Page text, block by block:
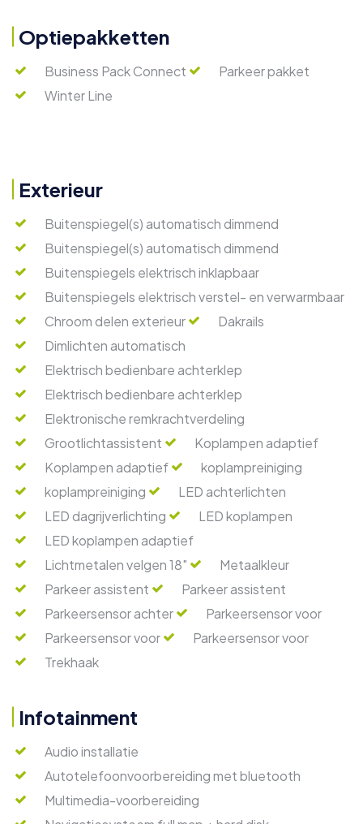
Optiepakketten
Business Pack Connect
Parkeer pakket
Winter Line
Exterieur
Buitenspiegel(s) automatisch dimmend
Buitenspiegel(s) automatisch dimmend
Buitenspiegels elektrisch inklapbaar
Buitenspiegels elektrisch verstel- en verwarmbaar
Chroom delen exterieur
Dakrails
Dimlichten automatisch
Elektrisch bedienbare achterklep
Elektrisch bedienbare achterklep
Elektronische remkrachtverdeling
Grootlichtassistent
Koplampen adaptief
Koplampen adaptief
koplampreiniging
koplampreiniging
LED achterlichten
LED dagrijverlichting
LED koplampen
LED koplampen adaptief
Lichtmetalen velgen 18"
Metaalkleur
Parkeer assistent
Parkeer assistent
Parkeersensor achter
Parkeersensor voor
Parkeersensor voor
Parkeersensor voor
Trekhaak
Infotainment
Audio installatie
Autotelefoonvoorbereiding met bluetooth
Multimedia-voorbereiding